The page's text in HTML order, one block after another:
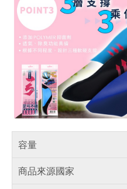
容量
商品來源國家